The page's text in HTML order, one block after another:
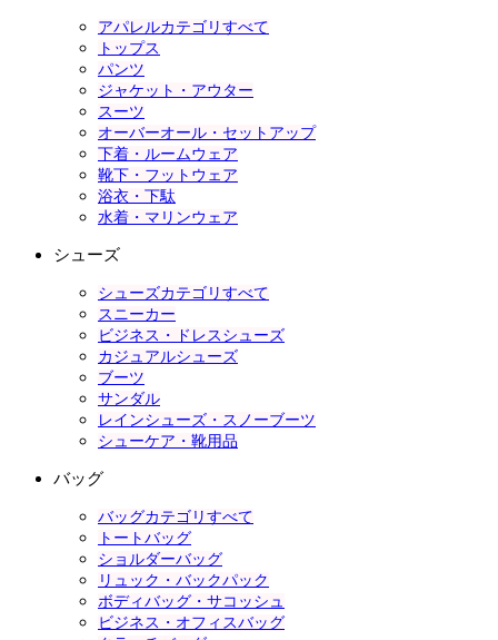
アパレルカテゴリすべて
トップス
パンツ
ジャケット・アウター
スーツ
オーバーオール・セットアップ
下着・ルームウェア
靴下・フットウェア
浴衣・下駄
水着・マリンウェア
シューズ
シューズカテゴリすべて
スニーカー
ビジネス・ドレスシューズ
カジュアルシューズ
ブーツ
サンダル
レインシューズ・スノーブーツ
シューケア・靴用品
バッグ
バッグカテゴリすべて
トートバッグ
ショルダーバッグ
リュック・バックパック
ボディバッグ・サコッシュ
ビジネス・オフィスバッグ